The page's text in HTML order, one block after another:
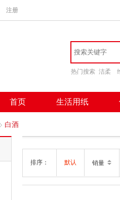
注册
热门搜索 洁柔
首页 生活用纸
白酒
排序： 默认 销量